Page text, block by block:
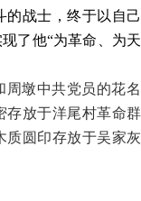
的战士，终于以自己
了他“为革命、为天
周墩中共党员的花名
存放于洋尾村革命群
质圆印存放于吴家灰